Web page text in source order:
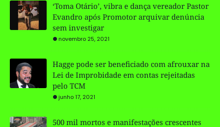
‘Toma Otário’, vibra e dança vereador Pastor
Evandro após Promotor arquivar denúncia
sem investigar
novembro 25, 2021
Hagge pode ser beneficiado com afrouxar na
Lei de Improbidade em contas rejeitadas
pelo TCM
junho 17, 2021
500 mil mortos e manifestações crescentes